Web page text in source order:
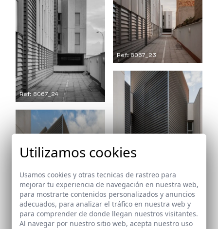
Ref: 8067_23
Ref: 8067_24
Ref: 8067_25
Utilizamos cookies
Usamos cookies y otras tecnicas de rastreo para
mejorar tu experiencia de navegación en nuestra web,
para mostrarte contenidos personalizados y anuncios
adecuados, para analizar el tráfico en nuestra web y
para comprender de donde llegan nuestros visitantes.
Al navegar por nuestro sitio web, acepta nuestro uso